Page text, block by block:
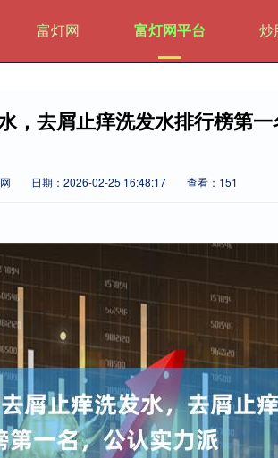
富灯网 富灯网平台 炒
，去屑止痒洗发水排行榜第
日期：2026-02-25 16:48:17 查看：151